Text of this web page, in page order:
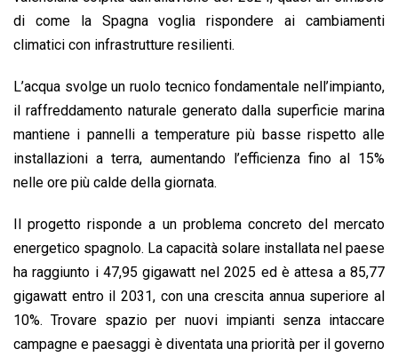
di come la Spagna voglia rispondere ai cambiamenti
climatici con infrastrutture resilienti.
L’acqua svolge un ruolo tecnico fondamentale nell’impianto,
il raffreddamento naturale generato dalla superficie marina
mantiene i pannelli a temperature più basse rispetto alle
installazioni a terra, aumentando l’efficienza fino al 15%
nelle ore più calde della giornata.
Il progetto risponde a un problema concreto del mercato
energetico spagnolo. La capacità solare installata nel paese
ha raggiunto i 47,95 gigawatt nel 2025 ed è attesa a 85,77
gigawatt entro il 2031, con una crescita annua superiore al
10%. Trovare spazio per nuovi impianti senza intaccare
campagne e paesaggi è diventata una priorità per il governo